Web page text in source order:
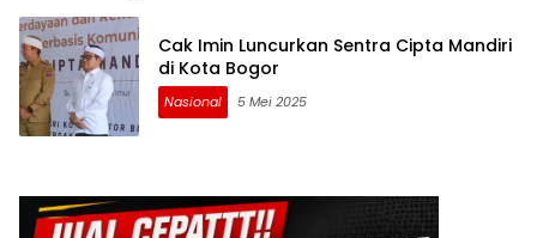
Cak Imin Luncurkan Sentra Cipta Mandiri
di Kota Bogor
Nasional 5 Mei 2025